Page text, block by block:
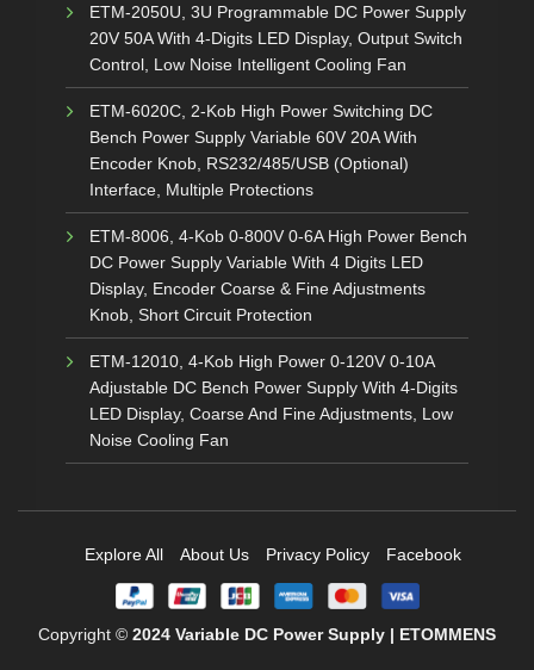
ETM-2050U, 3U Programmable DC Power Supply
20V 50A With 4-Digits LED Display, Output Switch
Control, Low Noise Intelligent Cooling Fan
ETM-6020C, 2-Kob High Power Switching DC
Bench Power Supply Variable 60V 20A With
Encoder Knob, RS232/485/USB (Optional)
Interface, Multiple Protections
ETM-8006, 4-Kob 0-800V 0-6A High Power Bench
DC Power Supply Variable With 4 Digits LED
Display, Encoder Coarse & Fine Adjustments
Knob, Short Circuit Protection
ETM-12010, 4-Kob High Power 0-120V 0-10A
Adjustable DC Bench Power Supply With 4-Digits
LED Display, Coarse And Fine Adjustments, Low
Noise Cooling Fan
Copyright © 2024 Variable DC Power Supply | ETOMMENS
Explore All About Us Privacy Policy Facebook